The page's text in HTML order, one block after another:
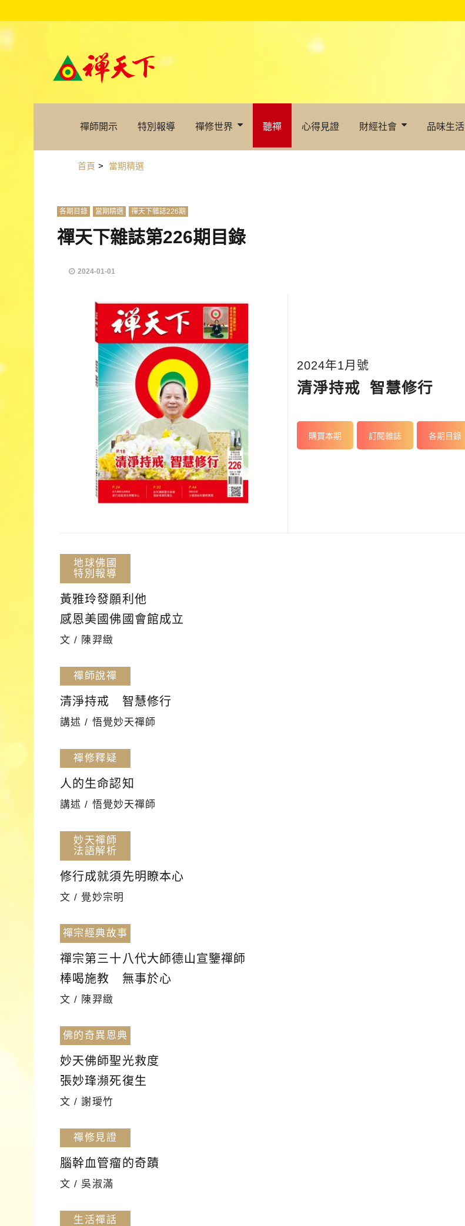
禪師開示 特別報導 禪修世界 聽禪 心得見證 財經社會 品味生活
首頁 > 當期精選
各期目錄 當期精選 禪天下雜誌226期
禪天下雜誌第226期目錄
2024-01-01
2024年1月號
清淨持戒 智慧修行
購買本期 訂閱雜誌 各期目錄
地球佛國
特別報導
黃雅玲發願利他
感恩美國佛國會館成立
文 / 陳羿緻
禪師說禪
清淨持戒 智慧修行
講述 / 悟覺妙天禪師
禪修釋疑
人的生命認知
講述 / 悟覺妙天禪師
妙天禪師
法語解析
修行成就須先明瞭本心
文 / 覺妙宗明
禪宗經典故事
禪宗第三十八代大師德山宣鑒禪師
棒喝施教 無事於心
文 / 陳羿緻
佛的奇異恩典
妙天佛師聖光救度
張妙琒瀕死復生
文 / 謝璦竹
禪修見證
腦幹血管瘤的奇蹟
文 / 吳淑滿
生活禪話